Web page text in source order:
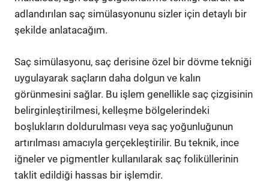
adlandırılan saç simülasyonunu sizler için detaylı bir
şekilde anlatacağım.
Saç simülasyonu, saç derisine özel bir dövme tekniği
uygulayarak saçların daha dolgun ve kalın
görünmesini sağlar. Bu işlem genellikle saç çizgisinin
belirginleştirilmesi, kelleşme bölgelerindeki
boşlukların doldurulması veya saç yoğunluğunun
artırılması amacıyla gerçekleştirilir. Bu teknik, ince
iğneler ve pigmentler kullanılarak saç foliküllerinin
taklit edildiği hassas bir işlemdir.